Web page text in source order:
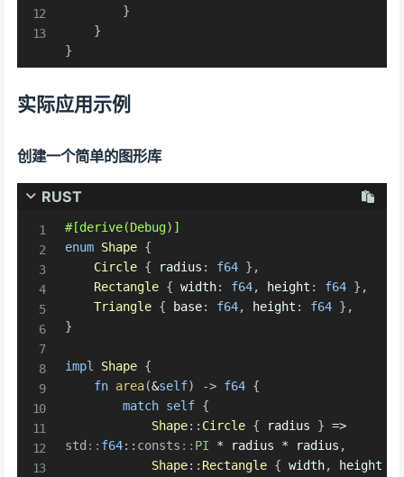
}
}
}
实际应用示例
创建一个简单的图形库
RUST
#[derive(Debug)]
enum Shape {
Circle { radius : f64 } ,
Rectangle { width: f64, height : f64 } ,
Triangle { base: f64, height : f64 } ,
}
impl Shape {
fn area(&self) -> f64 {
match self {
Shape:: Circle { radius } =>
std :: f64:: consts :: PI * radius * radius ,
Shape:: Rectangle { width,